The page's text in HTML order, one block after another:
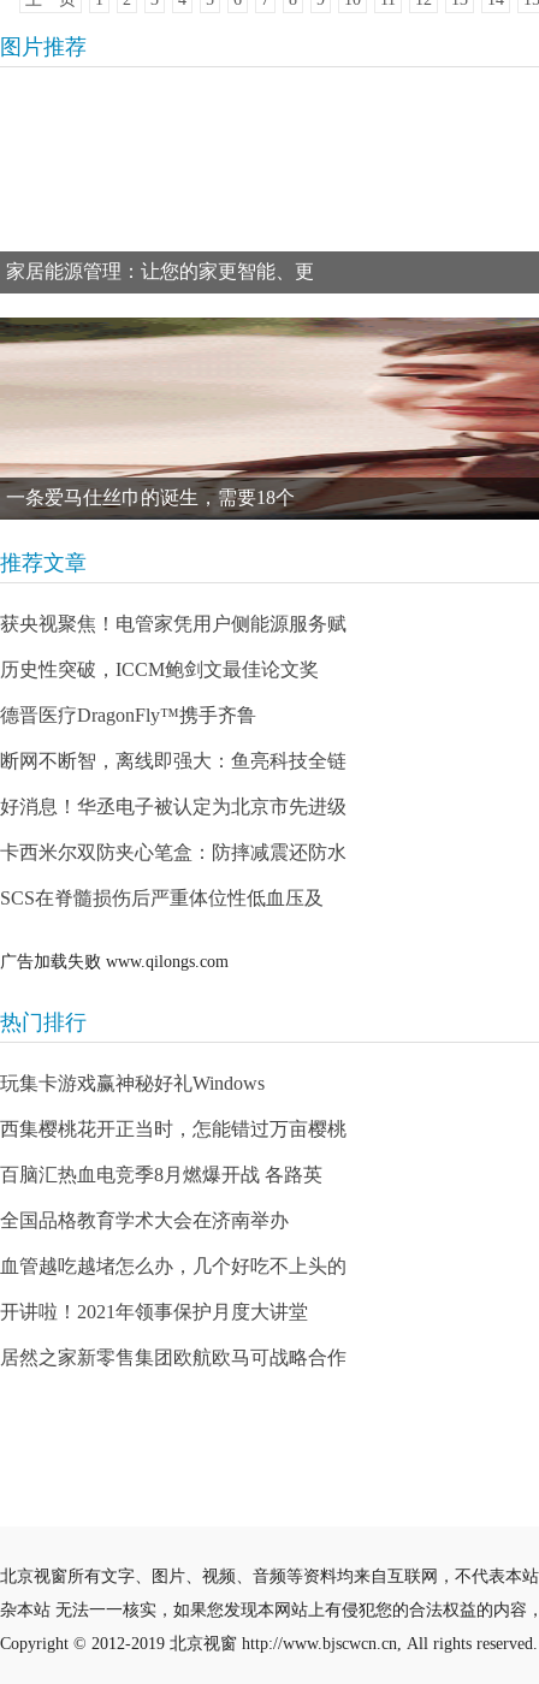
图片推荐
家居能源管理：让您的家更智能、更
一条爱马仕丝巾的诞生，需要18个
推荐文章
获央视聚焦！电管家凭用户侧能源服务赋
历史性突破，ICCM鲍剑文最佳论文奖
德晋医疗DragonFly™携手齐鲁
断网不断智，离线即强大：鱼亮科技全链
好消息！华丞电子被认定为北京市先进级
卡西米尔双防夹心笔盒：防摔减震还防水
SCS在脊髓损伤后严重体位性低血压及
广告加载失败 www.qilongs.com
热门排行
玩集卡游戏赢神秘好礼Windows
西集樱桃花开正当时，怎能错过万亩樱桃
百脑汇热血电竞季8月燃爆开战 各路英
全国品格教育学术大会在济南举办
血管越吃越堵怎么办，几个好吃不上头的
开讲啦！2021年领事保护月度大讲堂
居然之家新零售集团欧航欧马可战略合作
北京视窗所有文字、图片、视频、音频等资料均来自互联网，不代表本
杂本站 无法一一核实，如果您发现本网站上有侵犯您的合法权益的内容
Copyright © 2012-2019 北京视窗 http://www.bjscwcn.cn, All rights reserved.